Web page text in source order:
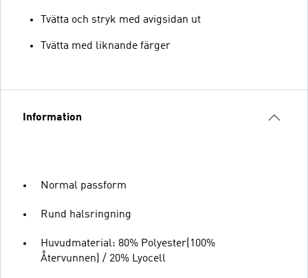
Tvätta och stryk med avigsidan ut
Tvätta med liknande färger
Information
Normal passform
Rund halsringning
Huvudmaterial: 80% Polyester(100%
Återvunnen) / 20% Lyocell